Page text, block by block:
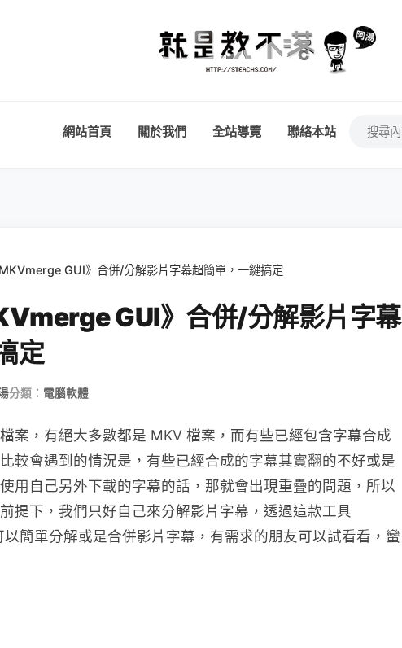
網站首頁 關於我們 全站導覽 聯絡本站
GUI》合併/分解影片字幕超簡單，一鍵搞定
GUI》合併/分解影片字幕
定
分類： 電腦軟體
案，有絕大多數都是 MKV 檔案，而有些已經包含字幕合成
較會遇到的情況是，有些已經合成的字幕其實翻的不好或是
用自己另外下載的字幕的話，那就會出現重疊的問題，所以
提下，我們只好自己來分解影片字幕，透過這款工具
以簡單分解或是合併影片字幕，有需求的朋友可以試看看，蠻